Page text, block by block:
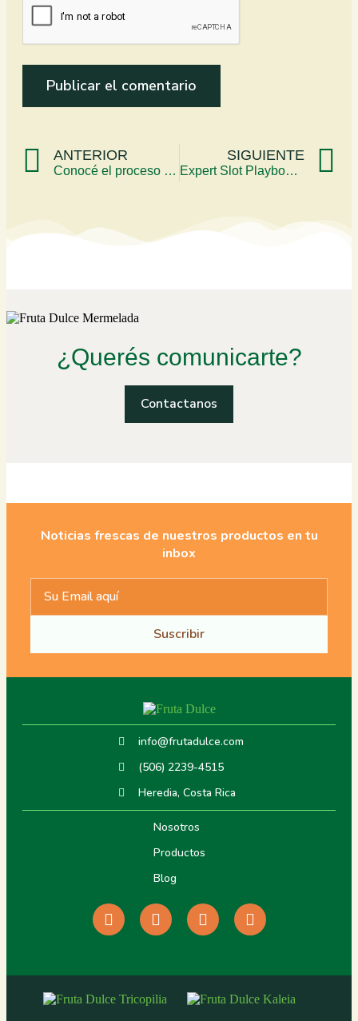
ANTERIOR
Conocé el proceso de la producción de guayaba
SIGUIENTE
Expert Slot Playbook and Bonus Strategies for UK Players
¿Querés comunicarte?
Contactanos
Noticias frescas de nuestros productos en tu
inbox
Suscribir
info@frutadulce.com
(506) 2239-4515
Heredia, Costa Rica
Nosotros
Productos
Blog